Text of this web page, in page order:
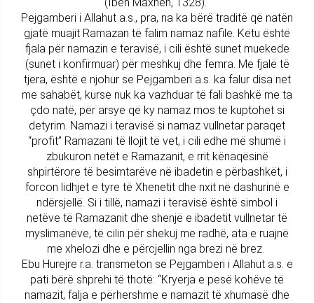
Pejgamberi i Allahut a.s., pra, na ka bërë traditë që natën
gjatë muajit Ramazan të falim namaz nafile. Këtu është
fjala për namazin e teravisë, i cili është sunet muekede
(sunet i konfirmuar) për meshkuj dhe femra. Me fjalë të
tjera, është e njohur se Pejgamberi a.s. ka falur disa net
me sahabët, kurse nuk ka vazhduar të fali bashkë me ta
çdo natë, për arsye që ky namaz mos të kuptohet si
detyrim. Namazi i teravisë si namaz vullnetar paraqet
“profit” Ramazani të llojit të vet, i cili edhe më shumë i
zbukuron netët e Ramazanit, e rrit kënaqësinë
shpirtërore të besimtarëve në ibadetin e përbashkët, i
forcon lidhjet e tyre të Xhenetit dhe nxit në dashurinë e
ndërsjellë. Si i tillë, namazi i teravisë është simbol i
netëve të Ramazanit dhe shenjë e ibadetit vullnetar të
myslimanëve, të cilin për shekuj me radhë, ata e ruajnë
me xhelozi dhe e përcjellin nga brezi në brez.
Ebu Hurejre r.a. transmeton se Pejgamberi i Allahut a.s. e
pati bërë shprehi të thotë: “Kryerja e pesë kohëve të
namazit, falja e përhershme e namazit të xhumasë dhe